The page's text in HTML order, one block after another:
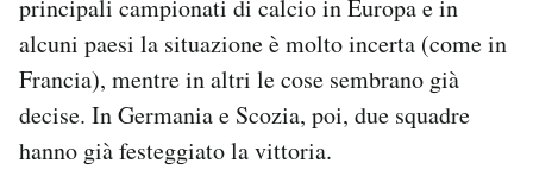
SHOP
CALENDARIO
AREA PERSONALE
principali campionati di calcio in Europa e in
alcuni paesi la situazione è molto incerta (come in
Francia), mentre in altri le cose sembrano già
decise. In Germania e Scozia, poi, due squadre
hanno già festeggiato la vittoria.